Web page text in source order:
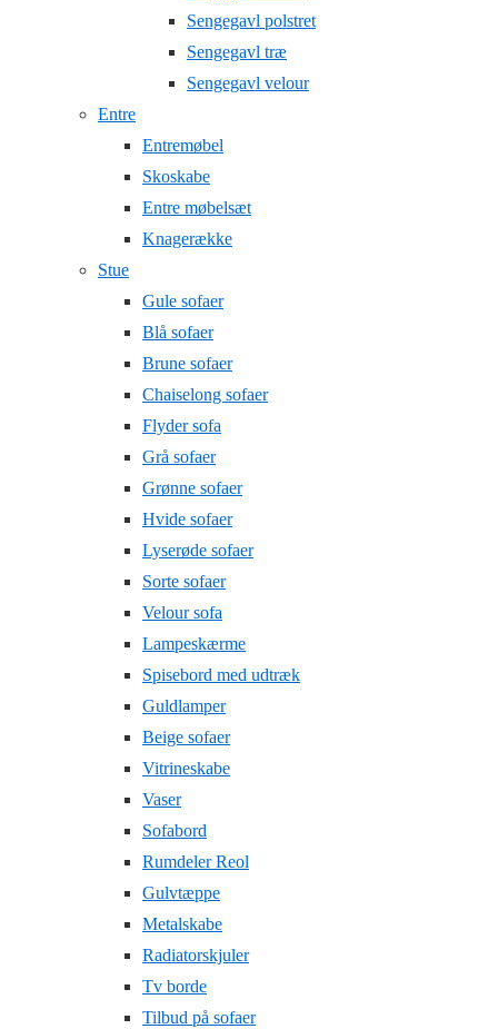
Sengegavl polstret
Sengegavl træ
Sengegavl velour
Entre
Entremøbel
Skoskabe
Entre møbelsæt
Knagerække
Stue
Gule sofaer
Blå sofaer
Brune sofaer
Chaiselong sofaer
Flyder sofa
Grå sofaer
Grønne sofaer
Hvide sofaer
Lyserøde sofaer
Sorte sofaer
Velour sofa
Lampeskærme
Spisebord med udtræk
Guldlamper
Beige sofaer
Vitrineskabe
Vaser
Sofabord
Rumdeler Reol
Gulvtæppe
Metalskabe
Radiatorskjuler
Tv borde
Tilbud på sofaer